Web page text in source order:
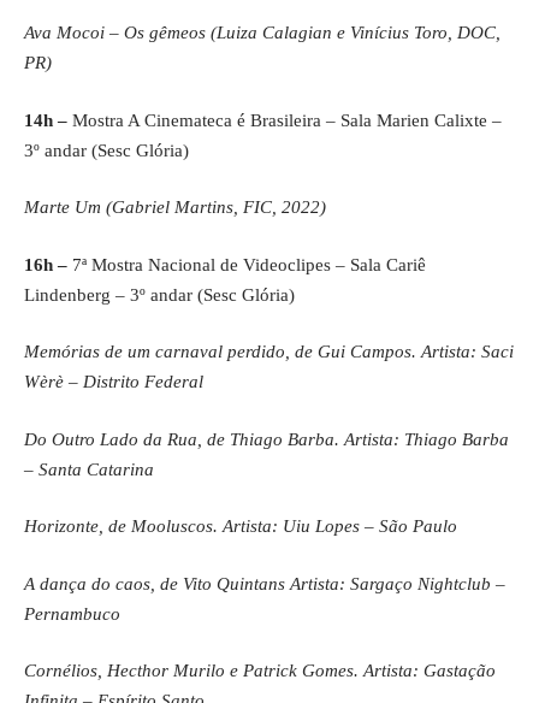
Ava Mocoi – Os gêmeos (Luiza Calagian e Vinícius Toro, DOC,
PR)
14h – Mostra A Cinemateca é Brasileira – Sala Marien Calixte –
3º andar (Sesc Glória)
Marte Um (Gabriel Martins, FIC, 2022)
16h – 7ª Mostra Nacional de Videoclipes – Sala Cariê
Lindenberg – 3º andar (Sesc Glória)
Memórias de um carnaval perdido, de Gui Campos. Artista: Saci
Wèrè – Distrito Federal
Do Outro Lado da Rua, de Thiago Barba. Artista: Thiago Barba
– Santa Catarina
Horizonte, de Mooluscos. Artista: Uiu Lopes – São Paulo
A dança do caos, de Vito Quintans Artista: Sargaço Nightclub –
Pernambuco
Cornélios, Hecthor Murilo e Patrick Gomes. Artista: Gastação